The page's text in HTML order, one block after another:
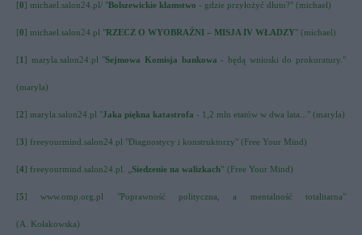
[0] michael.salon24.pl/ "Bolszewickie kłamstwo - gdzie przyłożyć dłuto?" (michael)
[0] michael.salon24.pl "RZECZ O WYOBRAŹNI – MISJA IV WŁADZY" (michael)
[1 ] maryla.salon24.pl "Sejmowa Komisja bankowa - będą wnioski do prokuratury."
(maryla)
[2] maryla.salon24.pl "Jaka piękna katastrofa - 1,2 mln etatów w dwa lata..." (maryla)
[3] freeyourmind.salon24.pl "Diagnostycy i konstruktorzy" (Free Your Mind)
[4] freeyourmind.salon24.pl. „ Siedzenie na walizkach” (Free Your Mind)
[5] www.omp.org.pl "Poprawność polityczna, a mentalność totalitarna"
(A. Kołakowska)